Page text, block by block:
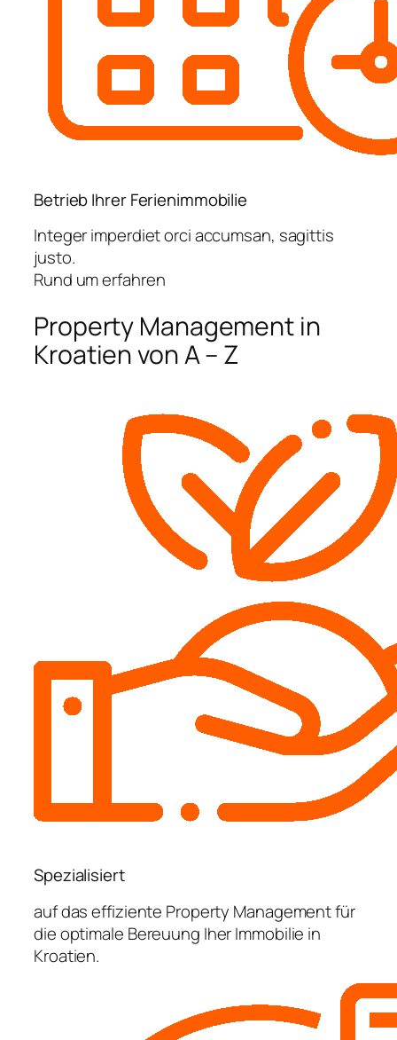
Betrieb Ihrer Ferienimmobilie
Integer imperdiet orci accumsan, sagittis
justo.
Rund um erfahren
Property Management in
Kroatien von A – Z
Spezialisiert
auf das effiziente Property Management für
die optimale Bereuung Iher Immobilie in
Kroatien.